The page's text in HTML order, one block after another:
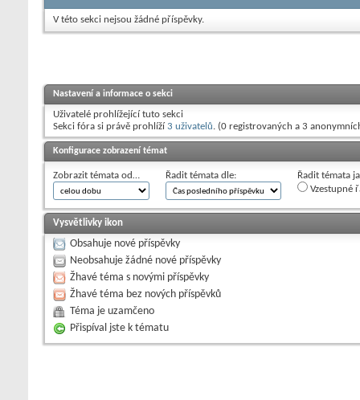
V této sekci nejsou žádné příspěvky.
Nastavení a informace o sekci
Uživatelé prohlížející tuto sekci
Sekci fóra si právě prohlíží3 uživatelů. (0 registrovaných a 3
Konfigurace zobrazení témat
Zobrazit témata od… Řadit témata dle:
Řadit témata
Vzestupné
Vysvětlivky ikon
Obsahuje nové příspěvky
Neobsahuje žádné nové příspěvky
Žhavé téma s novými příspěvky
Žhavé téma bez nových příspěvků
Téma je uzamčeno
Přispíval jste k tématu